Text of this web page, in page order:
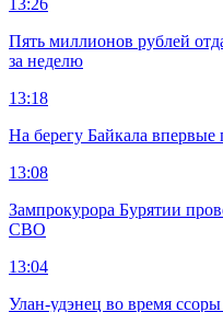
Пять миллионов рублей
за неделю
13:18
На берегу Байкала
13:08
Зампрокурора Бурятии
СВО
13:04
Улан-удэнец во время